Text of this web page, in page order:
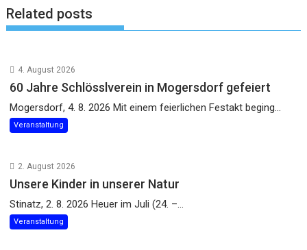
Related posts
4. August 2026
60 Jahre Schlösslverein in Mogersdorf gefeiert
Mogersdorf, 4. 8. 2026 Mit einem feierlichen Festakt beging...
Veranstaltung
2. August 2026
Unsere Kinder in unserer Natur
Stinatz, 2. 8. 2026 Heuer im Juli (24. –...
Veranstaltung